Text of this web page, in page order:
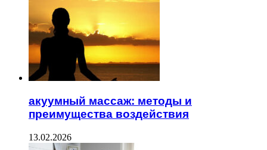
акуумный массаж: методы и
преимущества воздействия
13.02.2026